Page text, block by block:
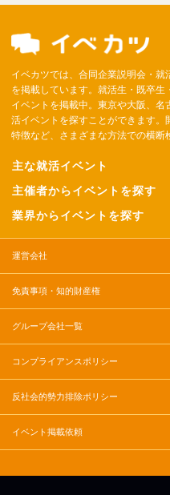
イベカツでは、合同企業説明会・就
を掲載しています。就活生・既卒生
イベントを掲載中。東京や大阪、名
活イベントを探すことができます。
特徴など、さまざまな方法での横断
主な就活イベント
主催者からイベントを探す
業界からイベントを探す
運営会社
免責事項・知的財産権
グループ会社一覧
コンプライアンスポリシー
反社会的勢力排除ポリシー
イベント掲載依頼